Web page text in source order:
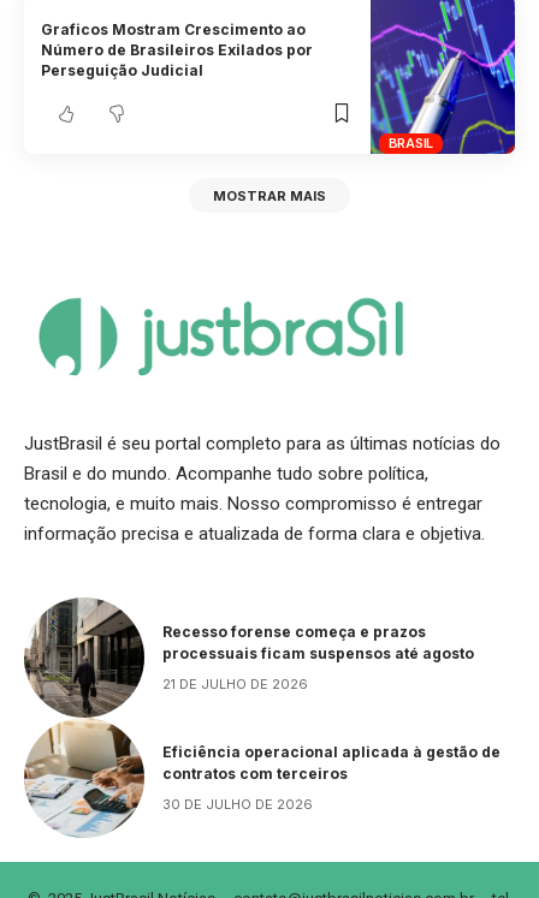
BRASIL
Graficos Mostram Crescimento ao
Número de Brasileiros Exilados por
Perseguição Judicial
MOSTRAR MAIS
JustBrasil é seu portal completo para as últimas notícias do
Brasil e do mundo. Acompanhe tudo sobre política,
tecnologia, e muito mais. Nosso compromisso é entregar
informação precisa e atualizada de forma clara e objetiva.
Recesso forense começa e prazos
processuais ficam suspensos até agosto
21 DE JULHO DE 2026
Eficiência operacional aplicada à gestão de
contratos com terceiros
30 DE JULHO DE 2026